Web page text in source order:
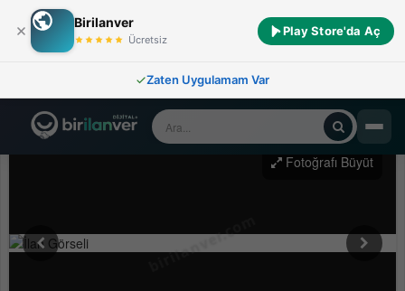
BURSA KILIÇ TAN MARMARACIKTA 1100m2
TARLA VE 2+1 TİNYHAUSE
Fotoğrafı Büyüt
Birilanver
Ücretsiz
Play Store'da Aç
Zaten Uygulamam Var